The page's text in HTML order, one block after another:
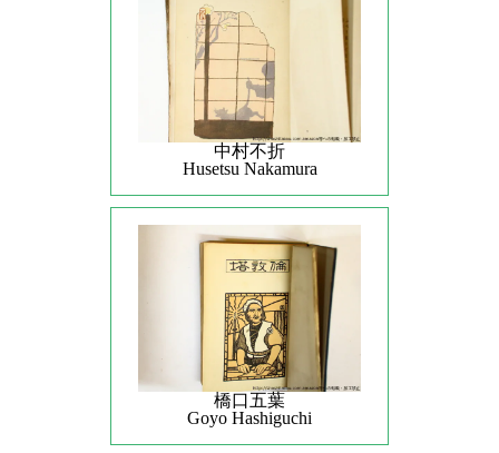
中村不折
Husetsu Nakamura
橋口五葉
Goyo Hashiguchi